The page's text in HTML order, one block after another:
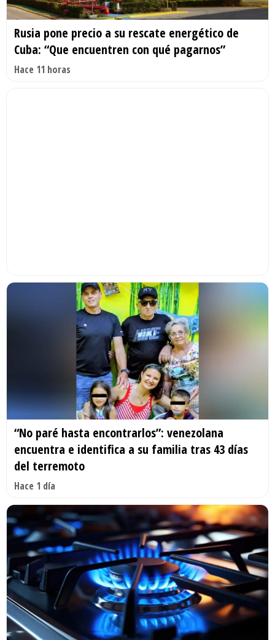
Rusia pone precio a su rescate energético de
Cuba: “Que encuentren con qué pagarnos”
Hace 11 horas
“No paré hasta encontrarlos”: venezolana
encuentra e identifica a su familia tras 43 días
del terremoto
Hace 1 día